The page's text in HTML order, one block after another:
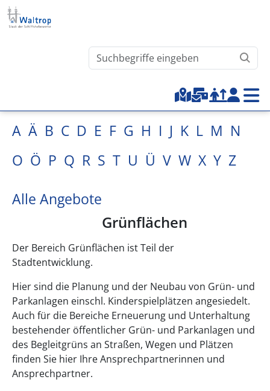
Direkt zum Inhalt
Waltrop.de durchsuchen
Top-Menu
A Ä B C D E F G H I J K L M N
O Ö P Q R S T U Ü V W X Y Z
Alle Angebote
Grünflächen
Der Bereich Grünflächen ist Teil der
Stadtentwicklung.
Hier sind die Planung und der Neubau von Grün- und
Parkanlagen einschl. Kinderspielplätzen angesiedelt.
Auch für die Bereiche Erneuerung und Unterhaltung
bestehender öffentlicher Grün- und Parkanlagen und
des Begleitgrüns an Straßen, Wegen und Plätzen
finden Sie hier Ihre Ansprechpartnerinnen und
Ansprechpartner.